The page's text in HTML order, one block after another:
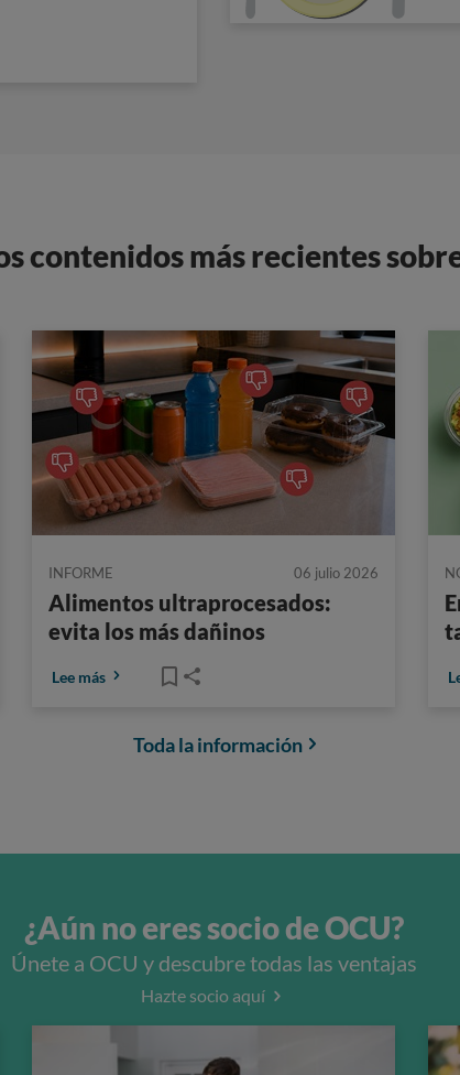
contenidos más recientes
INFORME 06 julio 2026
Alimentos ultraprocesados:
evita los más dañinos
Lee más
Toda la información
¿Aún no eres socio de OCU?
Únete a OCU y descubre todas las ventajas
Hazte socio aquí